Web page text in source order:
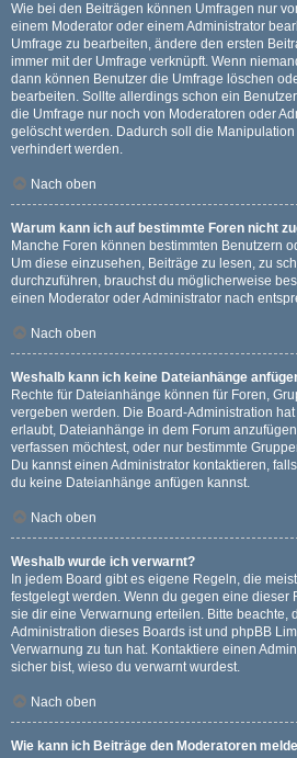
Wie bei den Beiträgen können Umfragen nur
einem Moderator oder einem Administrator
Umfrage zu bearbeiten, ändere den ersten
immer mit der Umfrage verknüpft. Wenn
dann können Benutzer die Umfrage löschen
bearbeiten. Sollte allerdings schon ein
die Umfrage nur noch von Moderatoren oder
gelöscht werden. Dadurch soll die
verhindert werden.
Nach oben
Warum kann ich auf bestimmte Foren nicht
Manche Foren können bestimmten Benutzern
Um diese einzusehen, Beiträge zu lesen, zu
durchzuführen, brauchst du möglicherweise
einen Moderator oder Administrator nach
Nach oben
Weshalb kann ich keine Dateianhänge
Rechte für Dateianhänge können für Foren,
vergeben werden. Die Board-Administration
erlaubt, Dateianhänge in dem Forum
verfassen möchtest, oder nur bestimmte
Du kannst einen Administrator kontaktieren,
du keine Dateianhänge anfügen kannst.
Nach oben
Weshalb wurde ich verwarnt?
In jedem Board gibt es eigene Regeln, die
festgelegt werden. Wenn du gegen eine dieser
sie dir eine Verwarnung erteilen. Bitte beachte,
Administration dieses Boards ist und phpBB
Verwarnung zu tun hat. Kontaktiere einen
sicher bist, wieso du verwarnt wurdest.
Nach oben
Wie kann ich Beiträge den Moderatoren